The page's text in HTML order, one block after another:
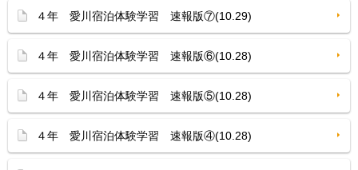
４年 愛川宿泊体験学習 速報版⑦(10.29)
４年 愛川宿泊体験学習 速報版⑥(10.28)
４年 愛川宿泊体験学習 速報版⑤(10.28)
４年 愛川宿泊体験学習 速報版④(10.28)